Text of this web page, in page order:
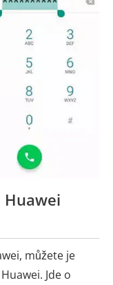
můžete je
Jde o